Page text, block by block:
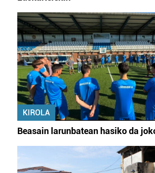
KIROLA
Beasain larunbatean hasiko da